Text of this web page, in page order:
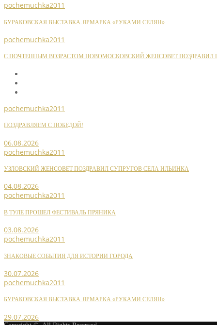
pochemuchka2011
БУРАКОВСКАЯ ВЫСТАВКА-ЯРМАРКА «РУКАМИ СЕЛЯН»
pochemuchka2011
С ПОЧТЕННЫМ ВОЗРАСТОМ НОВОМОСКОВСКИЙ ЖЕНСОВЕТ ПОЗДРАВИЛ
pochemuchka2011
ПОЗДРАВЛЯЕМ С ПОБЕДОЙ!
06.08.2026
pochemuchka2011
УЗЛОВСКИЙ ЖЕНСОВЕТ ПОЗДРАВИЛ СУПРУГОВ СЕЛА ИЛЬИНКА
04.08.2026
pochemuchka2011
В ТУЛЕ ПРОШЕЛ ФЕСТИВАЛЬ ПРЯНИКА
03.08.2026
pochemuchka2011
ЗНАКОВЫЕ СОБЫТИЯ ДЛЯ ИСТОРИИ ГОРОДА
30.07.2026
pochemuchka2011
БУРАКОВСКАЯ ВЫСТАВКА-ЯРМАРКА «РУКАМИ СЕЛЯН»
29.07.2026